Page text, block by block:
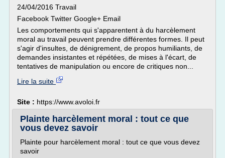
24/04/2016 Travail
Facebook Twitter Google+ Email
Les comportements qui s'apparentent à du harcèlement
moral au travail peuvent prendre différentes formes. Il peut
s'agir d'insultes, de dénigrement, de propos humiliants, de
demandes insistantes et répétées, de mises à l'écart, de
tentatives de manipulation ou encore de critiques non...
Lire la suite
Site : https://www.avoloi.fr
Plainte harcèlement moral : tout ce que
vous devez savoir
Plainte pour harcèlement moral : tout ce que vous devez
savoir